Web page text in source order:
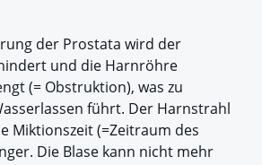
der Prostata wird der
und die Harnröhre
(= Obstruktion), was zu
führt. Der Harnstrahl
Miktionszeit (=Zeitraum des
Die Blase kann nicht mehr